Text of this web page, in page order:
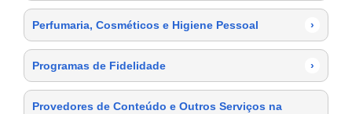
Perfumaria, Cosméticos e Higiene Pessoal ›
Programas de Fidelidade ›
Provedores de Conteúdo e Outros Serviços na